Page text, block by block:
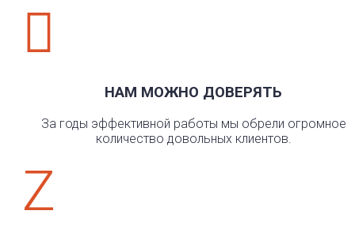

НАМ МОЖНО ДОВЕРЯТЬ
За годы эффективной работы мы обрели огромное
количество довольных клиентов.
Z